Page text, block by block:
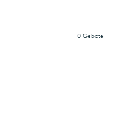
0 Gebote